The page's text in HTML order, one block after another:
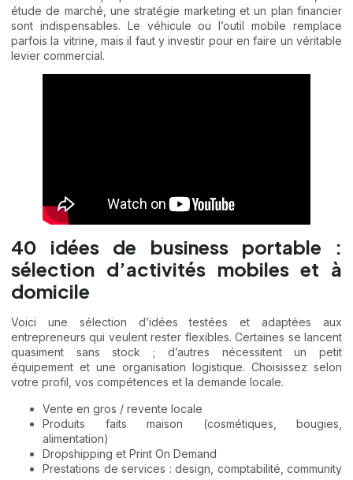
étude de marché, une stratégie marketing et un plan financier
sont indispensables. Le véhicule ou l’outil mobile remplace
parfois la vitrine, mais il faut y investir pour en faire un véritable
levier commercial.
40 idées de business portable :
sélection d’activités mobiles et à
domicile
Voici une sélection d’idées testées et adaptées aux
entrepreneurs qui veulent rester flexibles. Certaines se lancent
quasiment sans stock ; d’autres nécessitent un petit
équipement et une organisation logistique. Choisissez selon
votre profil, vos compétences et la demande locale.
Vente en gros / revente locale
Produits faits maison (cosmétiques, bougies,
alimentation)
Dropshipping et Print On Demand
Prestations de services : design, comptabilité, community